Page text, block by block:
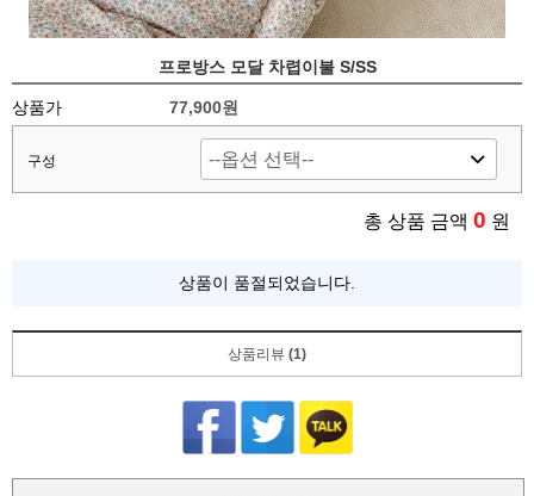
프로방스 모달 차렵이불 S/SS
상품가 77,900원
구성
총 상품 금액 0 원
상품이 품절되었습니다.
상품리뷰 (1)